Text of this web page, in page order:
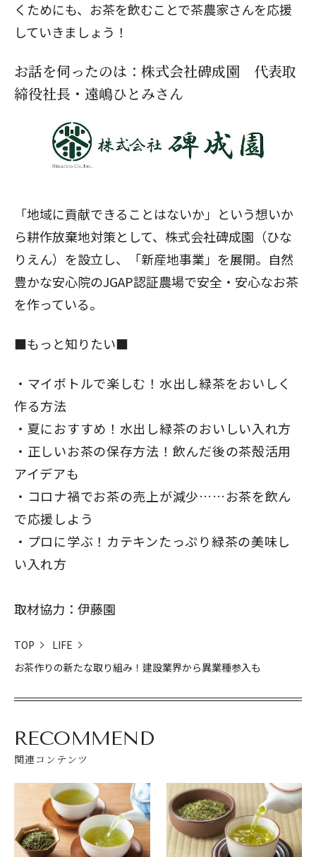
くためにも、お茶を飲むことで茶農家さんを応援
していきましょう！
お話を伺ったのは：株式会社碑成園 代表取
締役社長・遠嶋ひとみさん
「地域に貢献できることはないか」という想いか
ら耕作放棄地対策として、 株式会社碑成園 （ひな
りえん）を設立し、「新産地事業」を展開。自然
豊かな安心院のJGAP認証農場で安全・安心なお茶
を作っている。
■もっと知りたい■
マイボトルで楽しむ！水出し緑茶をおいしく
作る方法
夏におすすめ！水出し緑茶のおいしい入れ方
正しいお茶の保存方法！飲んだ後の茶殻活用
アイデアも
コロナ禍でお茶の売上が減少……お茶を飲ん
で応援しよう
プロに学ぶ！カテキンたっぷり緑茶の美味し
い入れ方
取材協力：伊藤園
TOP
LIFE
お茶作りの新たな取り組み！建設業界から異業種参入も
RECOMMEND
関連コンテンツ